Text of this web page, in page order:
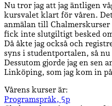
Nu tror jag att jag äntligen
kursvalet klart för våren.
anmälan till
fick inte slutgiltigt besked
Då åkte jag också och
syns i studentportalen, så
Dessutom gjorde jag en sen
Linköping, som jag kom in
Vårens kurser är:
Programspråk, 5p